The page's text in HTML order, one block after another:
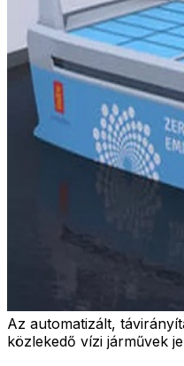
Az automatizált,
közlekedő vízi járművek